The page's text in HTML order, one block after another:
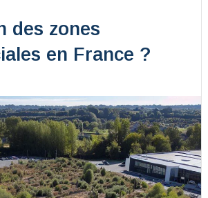
des zones
en France ?